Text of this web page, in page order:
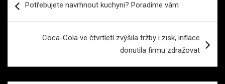
proPotřebujete navrhnout kuchyni? Poradíme vám
Coca-Cola ve čtvrtletí zvýšila tržby i zisk, inflace
donutila firmu zdražovat